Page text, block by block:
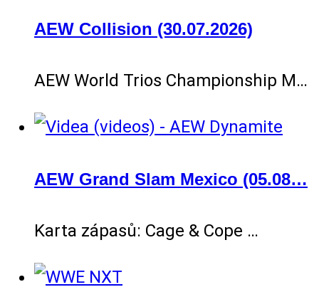
AEW Collision (30.07.2026)
AEW World Trios Championship M…
AEW Grand Slam Mexico (05.08…
Karta zápasů: Cage & Cope …